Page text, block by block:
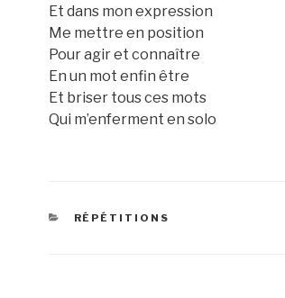
Et dans mon expression
Me mettre en position
Pour agir et connaître
En un mot enfin être
Et briser tous ces mots
Qui m’enferment en solo
CATEGORIES
RÉPÉTITIONS